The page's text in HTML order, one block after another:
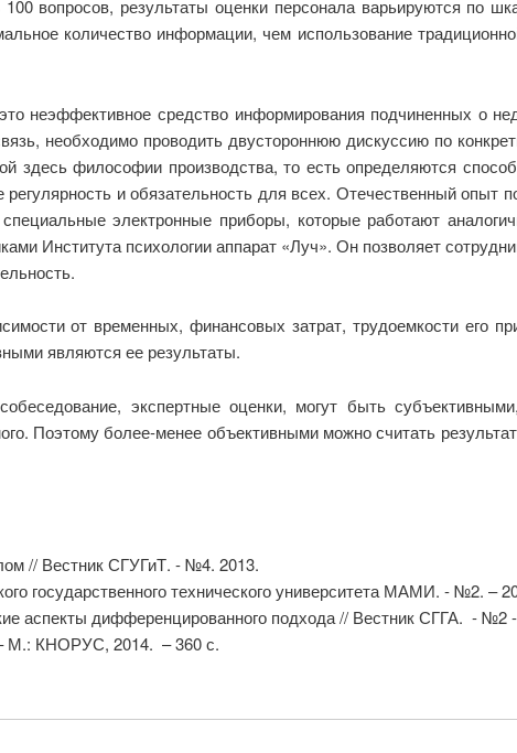
вопросов, результаты оценки персонала варьируются по
количество информации, чем использование
неэффективное средство информирования подчиненных о
необходимо проводить двустороннюю дискуссию по
философии производства, то есть определяются
и обязательность для всех. Отечественный опыт
электронные приборы, которые работают
Института психологии аппарат «Луч». Он позволяет
от временных, финансовых затрат, трудоемкости его
являются ее результаты.
экспертные оценки, могут быть
Поэтому более-менее объективными можно считать
// Вестник СГУГиТ. - №4. 2013.
государственного технического университета МАМИ. - №2. –
аспекты дифференцированного подхода // Вестник СГГА. - №2
М.: КНОРУС, 2014. – 360 с.